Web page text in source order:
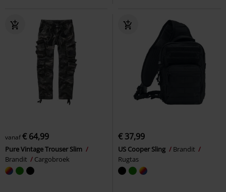
vanaf€ 64,99
Pure Vintage Trouser Slim
Brandit
Cargobroek
€ 37,99
US Cooper Sling
Brandit
Rugtas